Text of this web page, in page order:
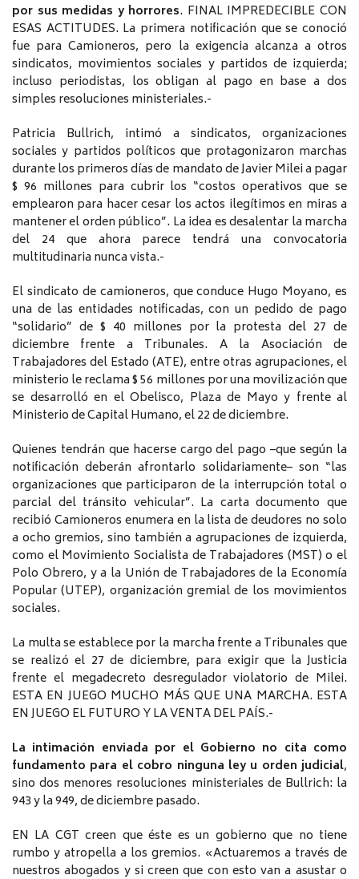
por sus medidas y horrores. FINAL IMPREDECIBLE CON
ESAS ACTITUDES. La primera notificación que se conoció
fue para Camioneros, pero la exigencia alcanza a otros
sindicatos, movimientos sociales y partidos de izquierda;
incluso periodistas, los obligan al pago en base a dos
simples resoluciones ministeriales.-
Patricia Bullrich, intimó a sindicatos, organizaciones
sociales y partidos políticos que protagonizaron marchas
durante los primeros días de mandato de Javier Milei a pagar
$ 96 millones para cubrir los “costos operativos que se
emplearon para hacer cesar los actos ilegítimos en miras a
mantener el orden público”. La idea es desalentar la marcha
del 24 que ahora parece tendrá una convocatoria
multitudinaria nunca vista.-
El sindicato de camioneros, que conduce Hugo Moyano, es
una de las entidades notificadas, con un pedido de pago
“solidario” de $ 40 millones por la protesta del 27 de
diciembre frente a Tribunales. A la Asociación de
Trabajadores del Estado (ATE), entre otras agrupaciones, el
ministerio le reclama $ 56 millones por una movilización que
se desarrolló en el Obelisco, Plaza de Mayo y frente al
Ministerio de Capital Humano, el 22 de diciembre.
Quienes tendrán que hacerse cargo del pago –que según la
notificación deberán afrontarlo solidariamente– son “las
organizaciones que participaron de la interrupción total o
parcial del tránsito vehicular”. La carta documento que
recibió Camioneros enumera en la lista de deudores no solo
a ocho gremios, sino también a agrupaciones de izquierda,
como el Movimiento Socialista de Trabajadores (MST) o el
Polo Obrero, y a la Unión de Trabajadores de la Economía
Popular (UTEP), organización gremial de los movimientos
sociales.
La multa se establece por la marcha frente a Tribunales que
se realizó el 27 de diciembre, para exigir que la Justicia
frente el megadecreto desregulador violatorio de Milei.
ESTA EN JUEGO MUCHO MÁS QUE UNA MARCHA. ESTA
EN JUEGO EL FUTURO Y LA VENTA DEL PAÍS.-
La intimación enviada por el Gobierno no cita como
fundamento para el cobro ninguna ley u orden judicial,
sino dos menores resoluciones ministeriales de Bullrich: la
943 y la 949, de diciembre pasado.
EN LA CGT creen que éste es un gobierno que no tiene
rumbo y atropella a los gremios. «Actuaremos a través de
nuestros abogados y si creen que con esto van a asustar o